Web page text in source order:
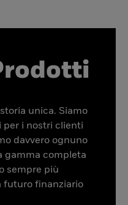
unica. Siamo
per i nostri clienti
davvero ognuno
gamma completa
sempre più
futuro finanziario